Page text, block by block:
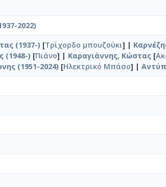
2022)
(1937-) [Τρίχορδο μπουζούκι] |
(1948-) [Πιάνο] | Καραγιάννης, Κώστας [
(1951-2024) [Ηλεκτρικό Μπάσο] |